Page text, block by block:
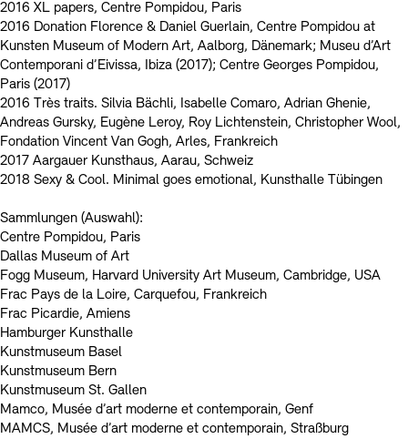
2016 XL papers, Centre Pompidou, Paris
2016 Donation Florence & Daniel Guerlain, Centre Pompidou at
Kunsten Museum of Modern Art, Aalborg, Dänemark; Museu d’Art
Contemporani d’Eivissa, Ibiza (2017); Centre Georges Pompidou,
Paris (2017)
2016 Très traits. Silvia Bächli, Isabelle Comaro, Adrian Ghenie,
Andreas Gursky, Eugène Leroy, Roy Lichtenstein, Christopher Wool,
Fondation Vincent Van Gogh, Arles, Frankreich
2017 Aargauer Kunsthaus, Aarau, Schweiz
2018 Sexy & Cool. Minimal goes emotional, Kunsthalle Tübingen
Sammlungen (Auswahl):
Centre Pompidou, Paris
Dallas Museum of Art
Fogg Museum, Harvard University Art Museum, Cambridge, USA
Frac Pays de la Loire, Carquefou, Frankreich
Frac Picardie, Amiens
Hamburger Kunsthalle
Kunstmuseum Basel
Kunstmuseum Bern
Kunstmuseum St. Gallen
Mamco, Musée d’art moderne et contemporain, Genf
MAMCS, Musée d’art moderne et contemporain, Straßburg